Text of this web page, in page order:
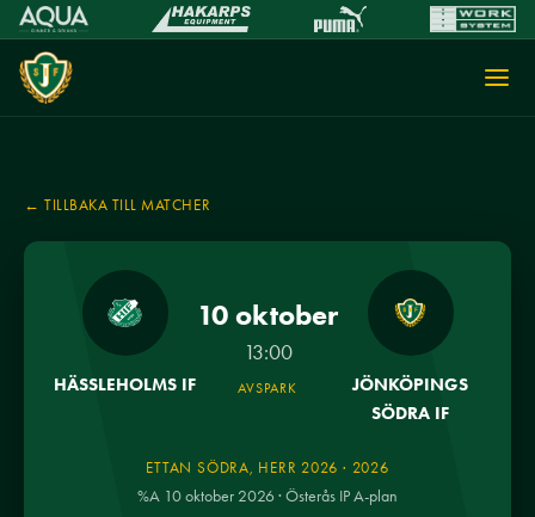
← TILLBAKA TILL MATCHER
HÄSSLEHOLMS IF
10 oktober
13:00
AVSPARK
JÖNKÖPINGS
SÖDRA IF
ETTAN SÖDRA, HERR 2026 · 2026
%A 10 oktober 2026 · Österås IP A-plan